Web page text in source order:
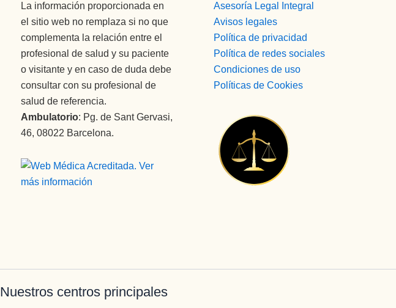
La información proporcionada en
el sitio web no remplaza si no que
complementa la relación entre el
profesional de salud y su paciente
o visitante y en caso de duda debe
consultar con su profesional de
salud de referencia.
Ambulatorio: Pg. de Sant Gervasi,
46, 08022 Barcelona.
Asesoría Legal Integral
Avisos legales
Política de privacidad
Política de redes sociales
Condiciones de uso
Políticas de Cookies
Nuestros centros principales